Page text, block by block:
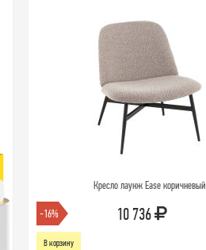
Кресло лаунж Ease коричневый
-16% 10 736
В корзину